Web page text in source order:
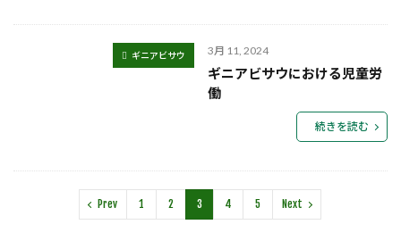
ギニアビサウ 3月 11, 2024
ギニアビサウにおける児童労
働
続きを読む
Prev 1 2 3 4 5 Next